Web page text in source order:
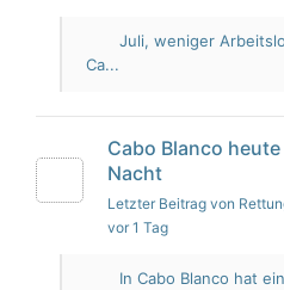
Juli, weniger
Ca...
Cabo Blanco heute
Nacht
Letzter Beitrag von
vor 1 Tag
In Cabo Blanco hat